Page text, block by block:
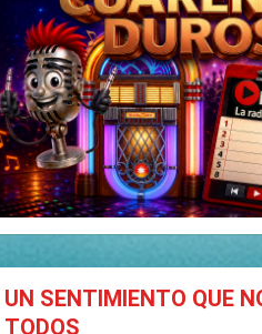
UN SENTIMIENTO QUE
TODOS